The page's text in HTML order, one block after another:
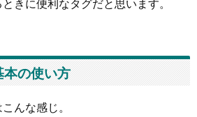
きに便利なタグだと思います。
の使い方
んな感じ。